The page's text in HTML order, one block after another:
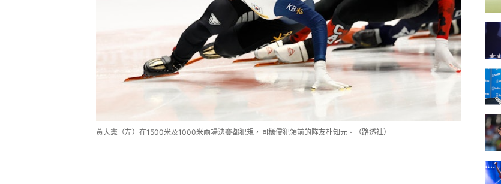
黃大憲（左）在1500米及1000米兩場決賽都犯規，同樣侵犯領前的隊友朴知元。（路透社）